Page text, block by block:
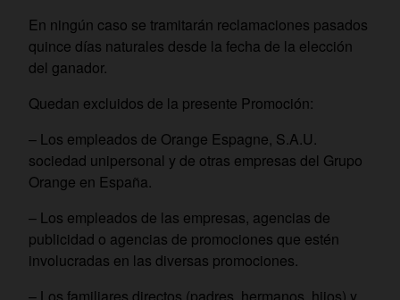
En ningún caso se tramitarán reclamaciones pasados
quince días naturales desde la fecha de la elección
del ganador.
Quedan excluidos de la presente Promoción:
– Los empleados de Orange Espagne, S.A.U.
sociedad unipersonal y de otras empresas del Grupo
Orange en España.
– Los empleados de las empresas, agencias de
publicidad o agencias de promociones que estén
involucradas en las diversas promociones.